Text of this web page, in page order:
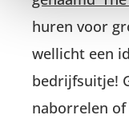
huren voor
wellicht een
bedrijfsuitje!
naborrelen